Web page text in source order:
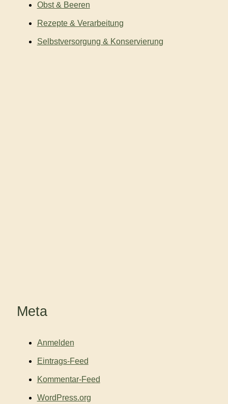
Obst & Beeren
Rezepte & Verarbeitung
Selbstversorgung & Konservierung
Meta
Anmelden
Eintrags-Feed
Kommentar-Feed
WordPress.org